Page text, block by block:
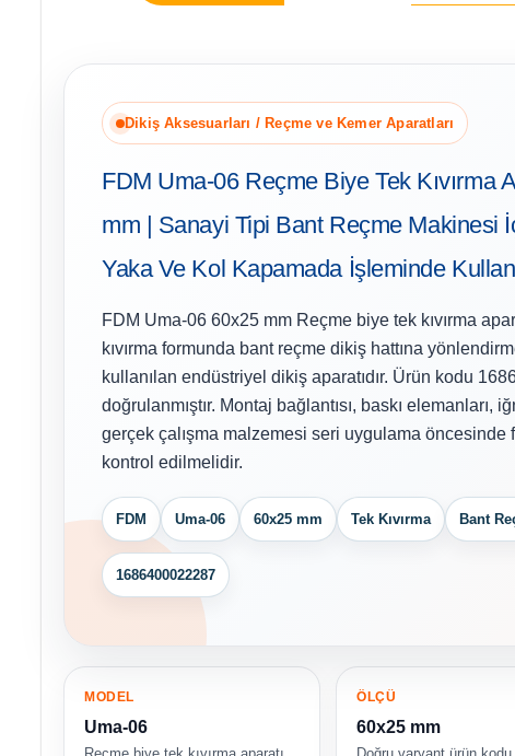
Dikiş Aksesuarları / Reçme ve Kemer Aparatları
FDM Uma-06 Reçme Biye Tek Kıvırma
mm | Sanayi Tipi Bant Reçme Makinesi
Yaka Ve Kol Kapamada İşleminde
FDM Uma-06 60x25 mm Reçme biye tek kıvırma
kıvırma formunda bant reçme dikiş hattına
kullanılan endüstriyel dikiş aparatıdır. Ürün kodu
doğrulanmıştır. Montaj bağlantısı, baskı elemanları,
gerçek çalışma malzemesi seri uygulama öncesinde
kontrol edilmelidir.
FDM Uma-06 60x25 mm Tek Kıvırma Bant
1686400022287
MODEL
Uma-06
ÖLÇÜ
60x25 mm